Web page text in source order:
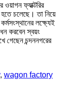
ফ্যাক্টরির
চলেছে। তা নিয়ে
লক্ষ্যেই
করবেন স্বয়ং
গেছেন চন্দননগরের
, wagon factory